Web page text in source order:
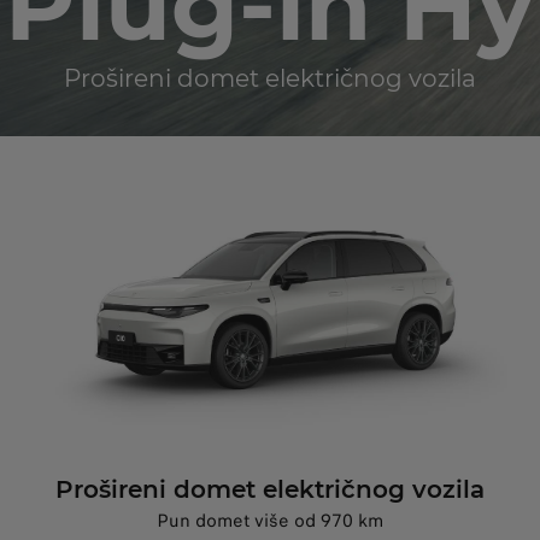
Prošireni domet električnog vozila
Prošireni domet električnog vozila
Pun domet više od 970 km